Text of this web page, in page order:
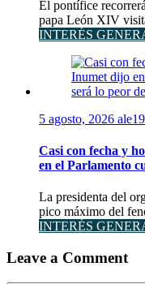
El pontífice
papa León XIV
INTERÉS
5 agosto, 2026 ale19
Casi con fecha y
en el Parlamento
La presidenta del
pico máximo del
INTERÉS
Leave a Comment